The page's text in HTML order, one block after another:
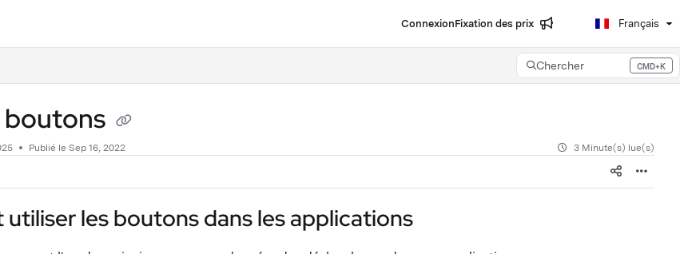
ConnexionFixation des prix Français
Chercher CMD+K
Press CMD+K to open search
Publié le Sep 16, 2022 3 Minute(s) lue(s)
les boutons dans les applications